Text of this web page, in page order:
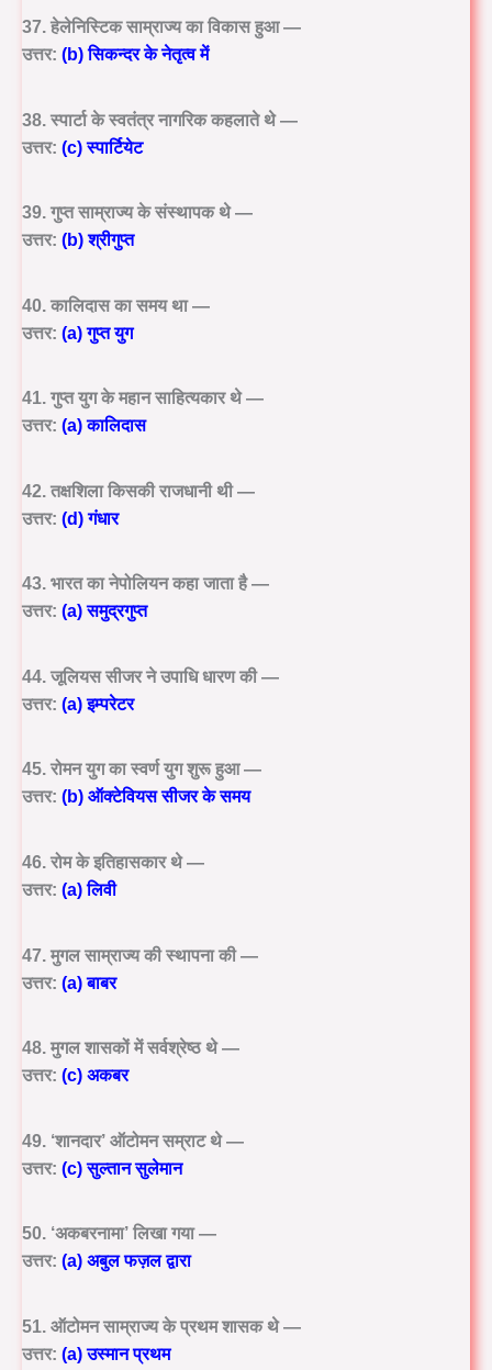
37. हेलेनिस्टिक साम्राज्य का विकास हुआ —
उत्तर: (b) सिकन्दर के नेतृत्व में
38. स्पार्टा के स्वतंत्र नागरिक कहलाते थे —
उत्तर: (c) स्पार्टियेट
39. गुप्त साम्राज्य के संस्थापक थे —
उत्तर: (b) श्रीगुप्त
40. कालिदास का समय था —
उत्तर: (a) गुप्त युग
41. गुप्त युग के महान साहित्यकार थे —
उत्तर: (a) कालिदास
42. तक्षशिला किसकी राजधानी थी —
उत्तर: (d) गंधार
43. भारत का नेपोलियन कहा जाता है —
उत्तर: (a) समुद्रगुप्त
44. जूलियस सीजर ने उपाधि धारण की —
उत्तर: (a) इम्परेटर
45. रोमन युग का स्वर्ण युग शुरू हुआ —
उत्तर: (b) ऑक्टेवियस सीजर के समय
46. रोम के इतिहासकार थे —
उत्तर: (a) लिवी
47. मुगल साम्राज्य की स्थापना की —
उत्तर: (a) बाबर
48. मुगल शासकों में सर्वश्रेष्ठ थे —
उत्तर: (c) अकबर
49. ‘शानदार’ ऑटोमन सम्राट थे —
उत्तर: (c) सुल्तान सुलेमान
50. ‘अकबरनामा’ लिखा गया —
उत्तर: (a) अबुल फज़ल द्वारा
51. ऑटोमन साम्राज्य के प्रथम शासक थे —
उत्तर: (a) उस्मान प्रथम